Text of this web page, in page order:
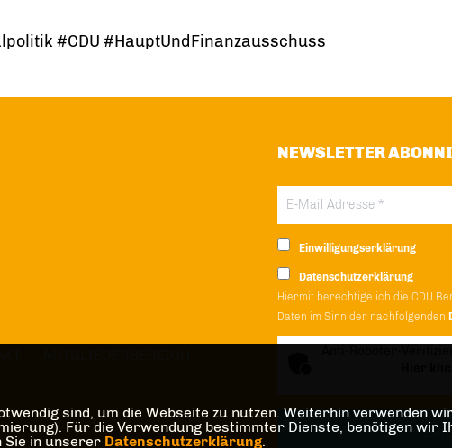
#CDU #HauptUndFinanzausschuss
NEWSLETTER
Einwilligungserklärung
Datenschutzerklärung
Hiermit berechtige ich die CDU
Daten im Sinn der nachfolgenden
sind, um die Webseite zu nutzen. Weiterhin verwenden
Für die Verwendung bestimmter Dienste, benötigen wir
Sie in unserer Datenschutzerklärung.